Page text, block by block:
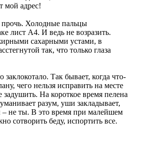
мой адрес!
Холодные пальцы
лист А4. И ведь не возразить.
сахарными устами, в
так, что только глаза
заклокотало. Так бывает, когда что-
чего нельзя исправить на месте
задушить. На короткое время пелена
разум, уши закладывает,
– не ты. В это время при малейшем
сотворить беду, испортить все.